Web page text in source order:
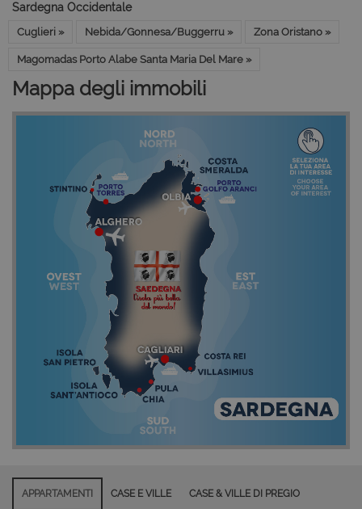
Sardegna Occidentale
Cuglieri » Nebida/Gonnesa/Buggerru » Zona Oristano »
Magomadas Porto Alabe Santa Maria Del Mare »
Mappa degli immobili
APPARTAMENTI CASE E VILLE CASE & VILLE DI PREGIO